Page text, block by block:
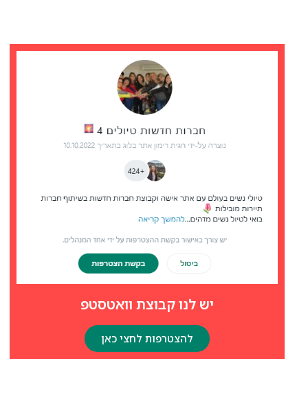
יש לנו קבוצת וואטסטפ
להצטרפות לחצי כאן